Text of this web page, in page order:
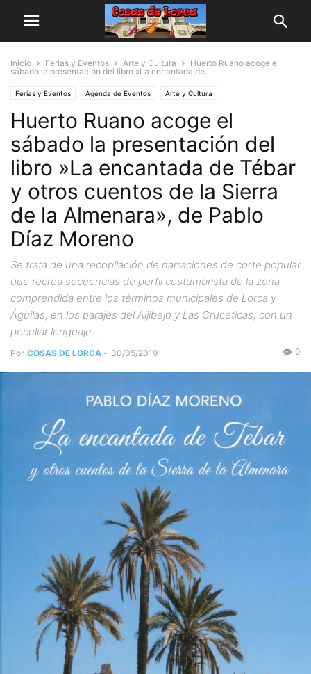
Inicio Ferias y Eventos Arte y Cultura
Huerto Ruano acoge el
sábado la presentación del libro »La encantada de...
Ferias y Eventos Agenda de Eventos Arte y Cultura
Huerto Ruano acoge el
sábado la presentación del
libro »La encantada de Tébar
y otros cuentos de la Sierra
de la Almenara», de Pablo
Díaz Moreno
Se trata de una recopilación de narraciones de corte popular
que recrea secuencias de perfil costumbrista de la zona
comprendida entre los términos municipales de Lorca y
Águilas, en los parajes del Aljibejo y Las Cruceticas, con un
peculiar lenguaje.
Por COSAS DE LORCA - 30/05/2019 0